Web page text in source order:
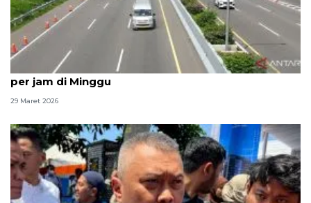
Pengelola: 3.000-3.500 kendaraan lintasi Tol Cipali
per jam di Minggu
29 Maret 2026